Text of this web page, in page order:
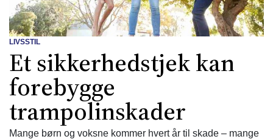
LIVSSTIL
Et sikkerhedstjek kan
forebygge
trampolinskader
Mange børn og voksne kommer hvert år til skade – mange